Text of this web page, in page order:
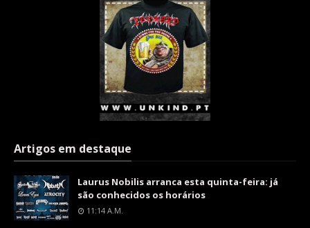
Artigos em destaque
Laurus Nobilis arranca esta quinta-feira: já
são conhecidos os horários
11:14 A.m.